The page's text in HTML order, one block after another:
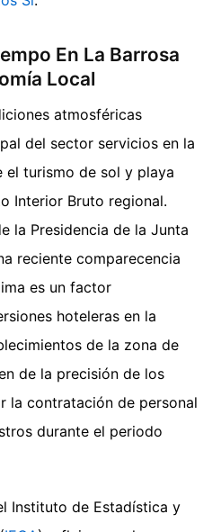
En La Barrosa
Local
atmosféricas
del sector servicios en la
el turismo de sol y playa
Interior Bruto regional.
la Presidencia de la Junta
reciente comparecencia
es un factor
hoteleras en la
de la zona de
de la precisión de los
la contratación de personal
durante el periodo
Instituto de Estadística y